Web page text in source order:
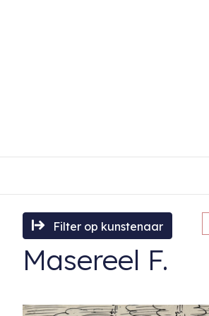
Filter op kunstenaar
Masereel F.